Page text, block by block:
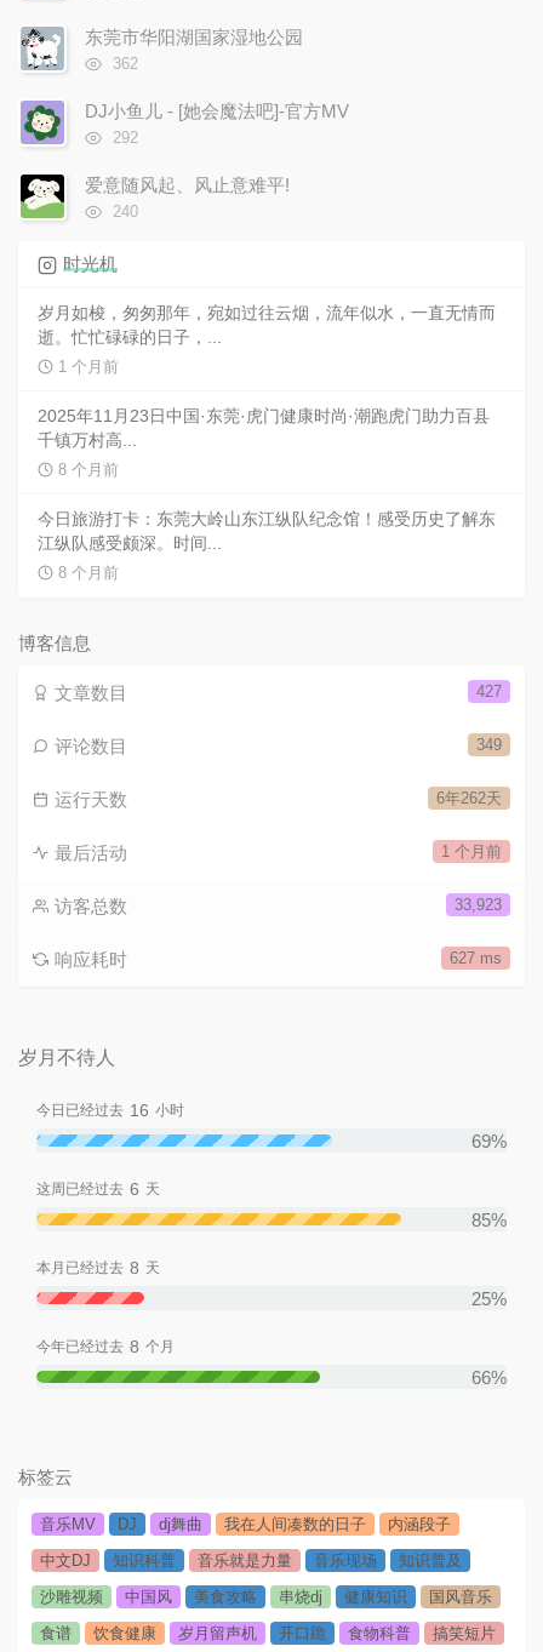
次
数:
东莞市华阳湖国家湿地公园
浏
次
数:
362
DJ小鱼儿 - [她会魔法吧]-官方MV
浏
次
数:
292
爱意随风起、风止意难平!
浏
数:
240
时光机
岁月如梭，匆匆那年，宛如过往云烟，流年似水，一直无情而
逝。忙忙碌碌的日子，...
1 个月前
2025年11月23日中国·东莞·虎门健康时尚·潮跑虎门助力百县
千镇万村高...
8 个月前
今日旅游打卡：东莞大岭山东江纵队纪念馆！感受历史了解东
江纵队感受颇深。时间...
8 个月前
博客信息
427
文章数目
349
评论数目
6年262天
运行天数
1 个月前
最后活动
33,923
访客总数
627 ms
响应耗时
岁月不待人
今日已经过去 16 小时
69%
这周已经过去 6 天
85%
本月已经过去 8 天
25%
今年已经过去 8 个月
66%
标签云
音乐MV DJ dj舞曲 我在人间凑数的日子
内涵段子
中文DJ
知识科普 音乐就是力量 音乐现场
知识普及
沙雕视频
中国风 美食攻略 串烧dj 健康知识
国风音乐
食谱
饮食健康 岁月留声机 开口跪 食物科普 搞笑短片